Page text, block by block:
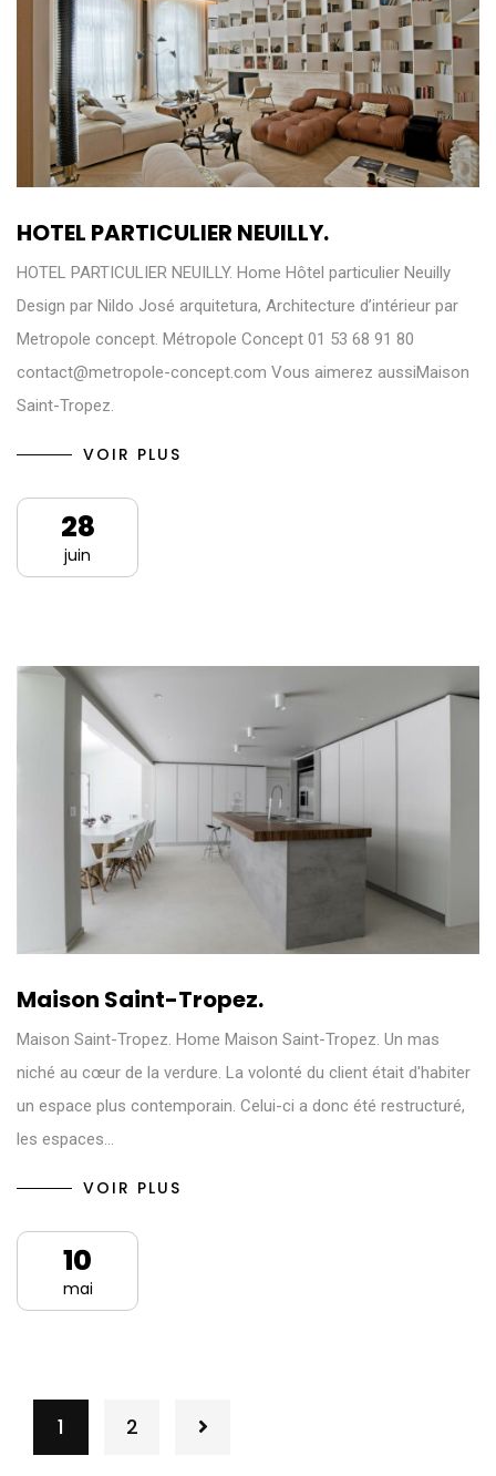
HOTEL PARTICULIER NEUILLY.
HOTEL PARTICULIER NEUILLY. Home Hôtel particulier Neuilly
Design par Nildo José arquitetura, Architecture d’intérieur par
Metropole concept. Métropole Concept 01 53 68 91 80
contact@metropole-concept.com Vous aimerez aussiMaison
Saint-Tropez.
VOIR PLUS
28
juin
Maison Saint-Tropez.
Maison Saint-Tropez. Home Maison Saint-Tropez. Un mas
niché au cœur de la verdure. La volonté du client était d'habiter
un espace plus contemporain. Celui-ci a donc été restructuré,
les espaces…
VOIR PLUS
10
mai
1 2